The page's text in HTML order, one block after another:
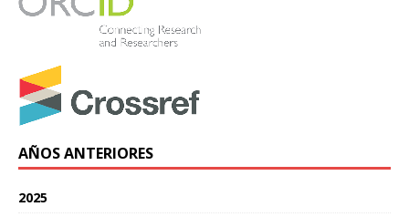
AÑOS ANTERIORES
2025